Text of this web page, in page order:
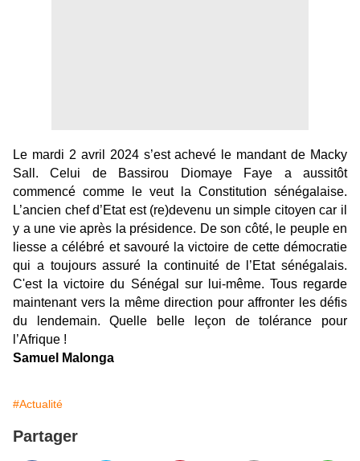
Le mardi 2 avril 2024 s’est achevé le mandant de Macky
Sall. Celui de Bassirou Diomaye Faye a aussitôt
commencé comme le veut la Constitution sénégalaise.
L’ancien chef d’Etat est (re)devenu un simple citoyen car il
y a une vie après la présidence. De son côté, le peuple en
liesse a célébré et savouré la victoire de cette démocratie
qui a toujours assuré la continuité de l’Etat sénégalais.
C'est la victoire du Sénégal sur lui-même. Tous regarde
maintenant vers la même direction pour affronter les défis
du lendemain. Quelle belle leçon de tolérance pour
l’Afrique !
Samuel Malonga
#Actualité
Partager